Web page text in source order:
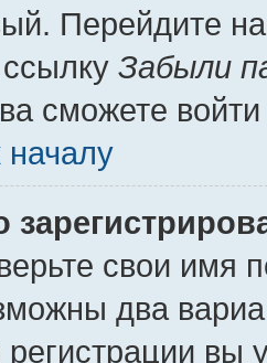
Перейдите
Забыли
сможете
началу
свои имя
два
вы